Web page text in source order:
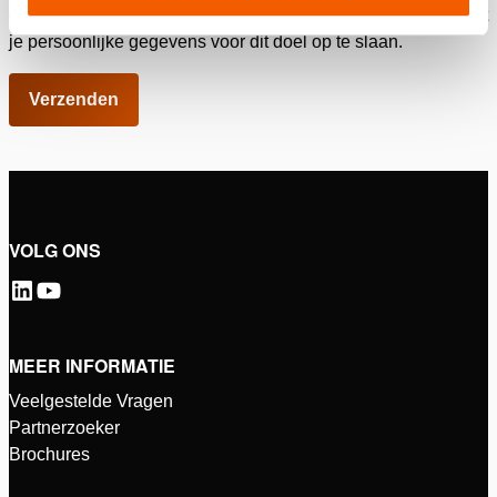
onderstaande selectievakje aan als je ons toestemming geeft
je persoonlijke gegevens voor dit doel op te slaan.
VOLG ONS
MEER INFORMATIE
Veelgestelde Vragen
Partnerzoeker
Brochures